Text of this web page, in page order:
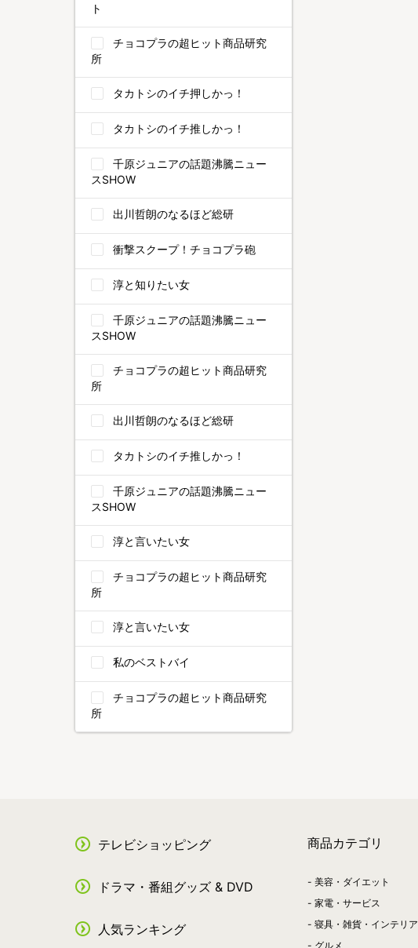
ト
チョコプラの超ヒット商品研究
所
タカトシのイチ押しかっ！
タカトシのイチ推しかっ！
千原ジュニアの話題沸騰ニュー
スSHOW
出川哲朗のなるほど総研
衝撃スクープ！チョコプラ砲
淳と知りたい女
千原ジュニアの話題沸騰ニュー
スSHOW
チョコプラの超ヒット商品研究
所
出川哲朗のなるほど総研
タカトシのイチ推しかっ！
千原ジュニアの話題沸騰ニュー
スSHOW
淳と言いたい女
チョコプラの超ヒット商品研究
所
淳と言いたい女
私のベストバイ
チョコプラの超ヒット商品研究
所
テレビショッピング
ドラマ・番組グッズ & DVD
人気ランキング
商品カテゴリ
美容・ダイエット
家電・サービス
寝具・雑貨・インテリア
グルメ